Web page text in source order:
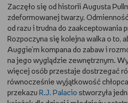
Zaczęło się od historii Augusta
zdeformowanej twarzy.
od razu i trudna do zaakceptowania
Rozpoczyna się kolejna walka o to,
Auggie'm kompana do zabaw i
na jego wyglądzie zewnętrznym.
więcej osób przestaje dostrzegać
równocześnie wyjątkowość
przekazu R.J. Palacio stworzyła